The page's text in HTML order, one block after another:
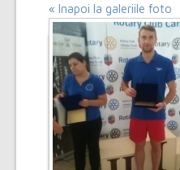
Contact
Select Language▼
« Inapoi la galeriile foto